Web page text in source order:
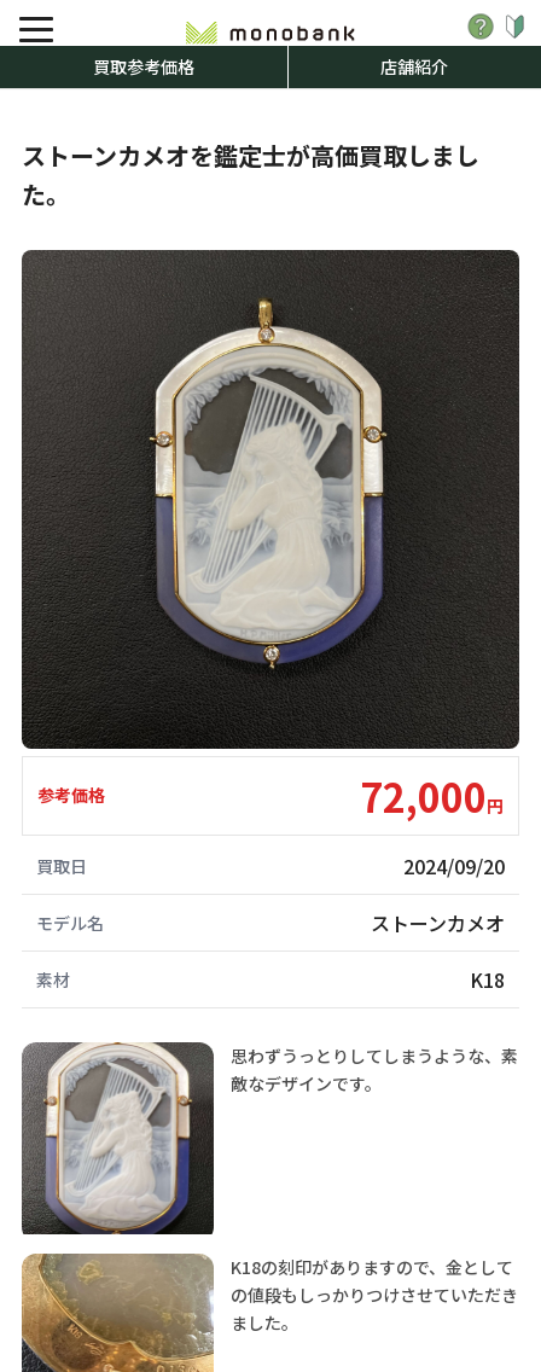
買取参考価格 店舗紹介
ストーンカメオを鑑定士が高価買取しまし
た。
参考価格 72,000円
買取日 2024/09/20
モデル名 ストーンカメオ
素材 K18
思わずうっとりしてしまうような、素
敵なデザインです。
K18の刻印がありますので、金として
の値段もしっかりつけさせていただき
ました。